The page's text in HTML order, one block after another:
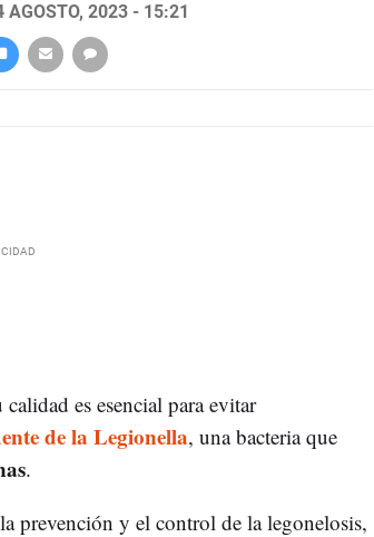
2023 - 15:21
es esencial para evitar
de la Legionella, una bacteria que
.
prevención y el control de la legonelosis,